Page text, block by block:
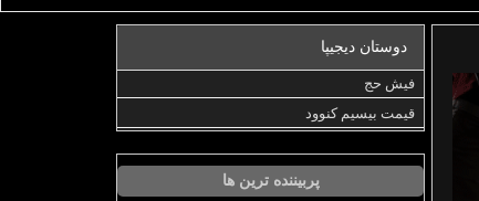
دوستان دیجیپا
فیش حج
قیمت بیسیم کنوود
پربیننده ترین ها